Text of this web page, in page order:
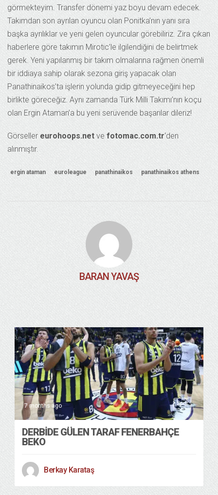
görmekteyim. Transfer dönemi yaz boyu devam edecek.
Takımdan son ayrılan oyuncu olan Ponitka’nın yanı sıra
başka ayrılıklar ve yeni gelen oyuncular görebiliriz. Zira çıkan
haberlere göre takımın Mirotic’le ilgilendiğini de belirtmek
gerek. Yeni yapılanmış bir takım olmalarına rağmen önemli
bir iddiaya sahip olarak sezona giriş yapacak olan
Panathinaikos’ta işlerin yolunda gidip gitmeyeceğini hep
birlikte göreceğiz. Aynı zamanda Türk Milli Takımı’nın koçu
olan Ergin Ataman’a bu yeni serüvende başarılar dileriz!
Görseller eurohoops.netve fotomac.com.tr‘den
alınmıştır.
ergin ataman euroleague panathinaikos panathinaikos athens
BARAN YAVAŞ
Spor
7 months ago
DERBIDE GÜLEN TARAF FENERBAHÇE
BEKO
Berkay Karataş